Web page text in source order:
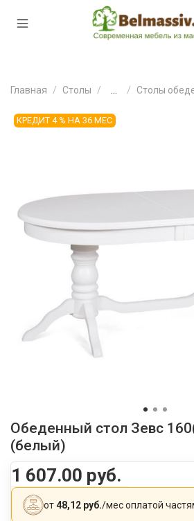
Главная Столы Столы
КРЕДИТ 4 % НА 36 МЕС
Обеденный стол Зевс
(белый)
1 607.00 руб.
от48,12 руб./месоплатой